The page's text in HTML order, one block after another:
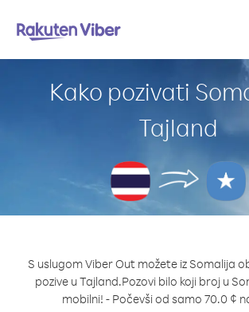
Kako pozivati
Tajland
S uslugom Viber Out možete iz Somalija
pozive u Tajland.Pozovi bilo koji broj u
mobilni! - Počevši od samo 70.0 ¢